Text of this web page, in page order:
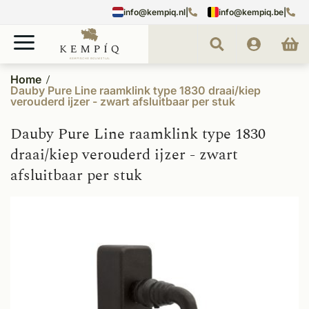
info@kempiq.nl info@kempiq.be
Home
Dauby Pure Line raamklink type 1830 draai/kiep
verouderd ijzer - zwart afsluitbaar per stuk
Dauby Pure Line raamklink type 1830
draai/kiep verouderd ijzer - zwart
afsluitbaar per stuk